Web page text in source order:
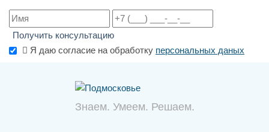
Получить консультацию
Я даю согласие на обработку персональных даных
Знаем. Умеем. Решаем.